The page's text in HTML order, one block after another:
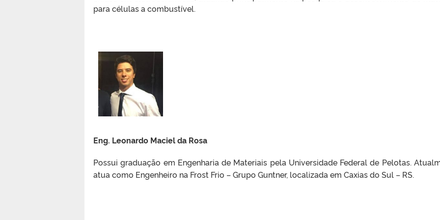
para células a combustível.
Eng. Leonardo Maciel da Rosa
Possui graduação em Engenharia de Materiais pela Universidade Federal de Pelotas.
atua como Engenheiro na Frost Frio – Grupo Guntner, localizada em Caxias do Sul – RS.